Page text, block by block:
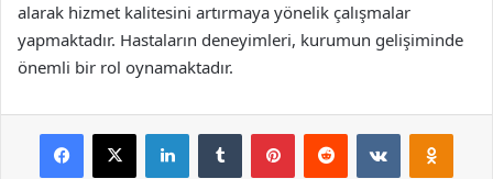
alarak hizmet kalitesini artırmaya yönelik çalışmalar
yapmaktadır. Hastaların deneyimleri, kurumun gelişiminde
önemli bir rol oynamaktadır.
Facebook
X LinkedInTumblr PinterestReddit VKontakte